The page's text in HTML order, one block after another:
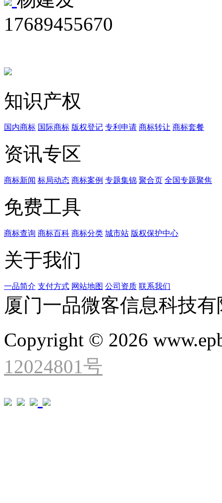
17689455670
知识产权
国内商标 国际商标 版权登记 专利申请 商标转让 商标套餐
资讯专区
商标新闻 标局动态 商标案例 专题集锦 聚合页 全国专题聚焦
免费工具
商标查询 商标百科 商标分类 城市站 版权保护中心
关于我们
一品简介 支付方式 网站地图 公司资质 联系我们
厦门一品微客信息科技
Copyright © 2026
12024801号